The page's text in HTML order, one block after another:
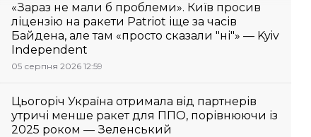
«Зараз не мали б проблеми». Київ просив
ліцензію на ракети Patriot іще за часів
Байдена, але там «просто сказали "ні"» — Kyiv
Independent
05 серпня 2026 12:59
Цьогоріч Україна отримала від партнерів
утричі менше ракет для ППО, порівнюючи із
2025 роком — Зеленський